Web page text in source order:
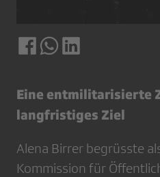
Eine entmilitarisierte
langfristiges Ziel
Alena Birrer begrüsste
Kommission für